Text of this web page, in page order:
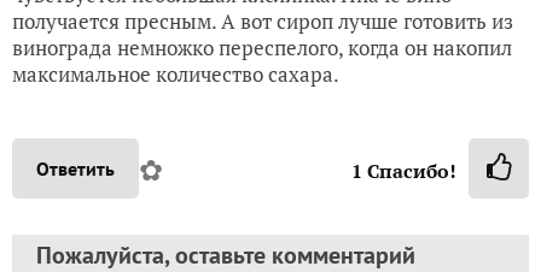
получается пресным. А вот сироп лучше готовить из
винограда немножко переспелого, когда он накопил
максимальное количество сахара.
Ответить ✿ 1 Спасибо!
Пожалуйста, оставьте комментарий